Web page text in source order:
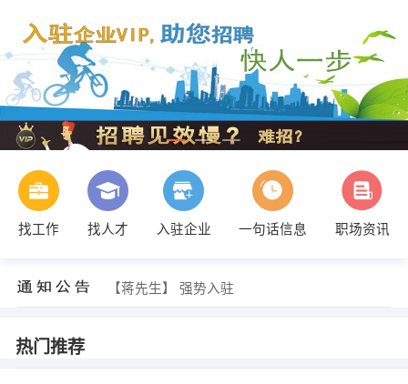
找工作 找人才 入驻企业 一句话信息
职场资讯
【蒋先生】 强势入驻
热门推荐